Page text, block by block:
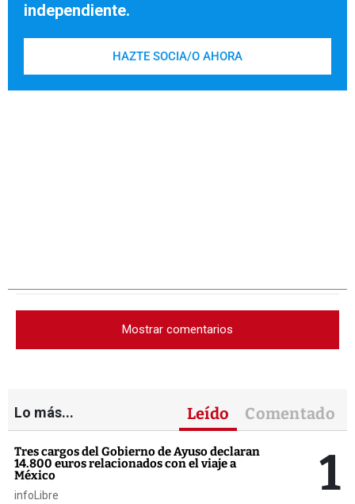
independiente.
HAZTE SOCIA/O AHORA
Mostrar comentarios
Lo más... Leído Comentado
Tres cargos del Gobierno de Ayuso declaran
14.800 euros relacionados con el viaje a
México
infoLibre 1